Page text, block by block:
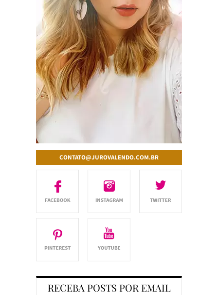
CONTATO@JUROVALENDO.COM.BR
RECEBA POSTS POR EMAIL